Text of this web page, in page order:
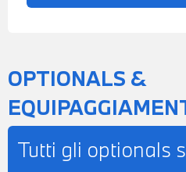
OPTIONALS &
Tutti gli optionals